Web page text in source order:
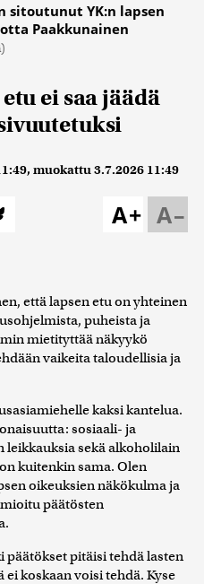
sitoutunut YK:n lapsen
Paakkunainen
ei saa jäädä
, muokattu3.7.2026 11:49
A–
A+
että lapsen etu on yhteinen
puheista ja
mietityttää näkyykö
vaikeita taloudellisia ja
kaksi kantelua.
sosiaali- ja
sekä alkoholilain
kuitenkin sama. Olen
oikeuksien näkökulma ja
päätösten
päätökset pitäisi tehdä lasten
koskaan voisi tehdä. Kyse